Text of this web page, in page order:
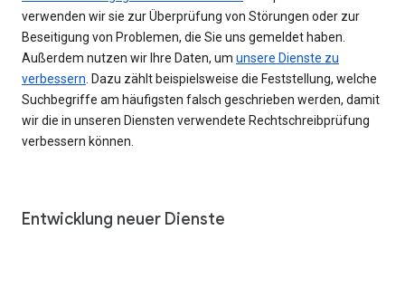
verwenden wir sie zur Überprüfung von Störungen oder zur
Beseitigung von Problemen, die Sie uns gemeldet haben.
Außerdem nutzen wir Ihre Daten, um unsere Dienste zu
verbessern . Dazu zählt beispielsweise die Feststellung, welche
Suchbegriffe am häufigsten falsch geschrieben werden, damit
wir die in unseren Diensten verwendete Rechtschreibprüfung
verbessern können.
Entwicklung neuer Dienste